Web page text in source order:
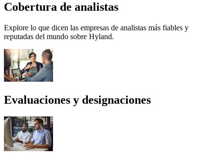
Cobertura de analistas
Explore lo que dicen las empresas de analistas más fiables y
reputadas del mundo sobre Hyland.
Evaluaciones y designaciones